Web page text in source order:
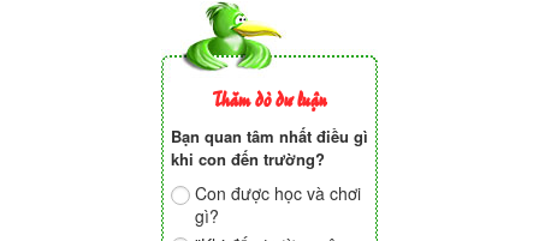
Thăm dò dư luận
Bạn quan tâm nhất điều gì
khi con đến trường?
Con được học và chơi
gì?